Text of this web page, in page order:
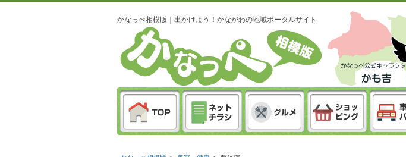
かなっぺ相模版｜出かけよう！かながわの地域ポータルサイト